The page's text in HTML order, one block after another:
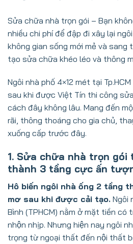
Sửa chữa nhà trọn gói – Bạn
nhiều chi phí để đập đi xây lại
không gian sống mới mẻ và sang
tạo sửa chữa khéo léo và thông
Ngôi nhà phố 4×12 mét tại
sau khi được Việt Tín thi công
cách đây không lâu. Mang đến
rãi, thông thoáng cho gia chủ,
xuống cấp trước đây.
1. Sửa chữa nhà trọn gói
thành 3 tầng cực ấn
Hô biến ngôi nhà ống 2 tầng
mơ sau khi được cải tạo. Ngôi
Bình (TPHCM) nằm ở mặt tiền có
nhộn nhịp. Nhưng hiện nay ngôi
trọng từ ngoại thất đến nội thất